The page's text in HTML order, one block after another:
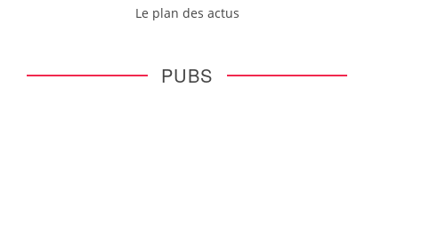
Le plan des actus
PUBS